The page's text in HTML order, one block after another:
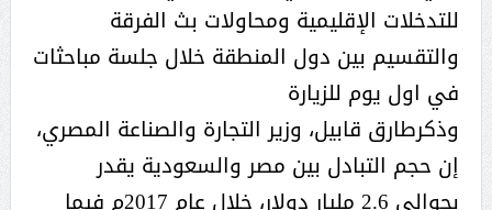
للتدخلات الإقليمية ومحاولات بث الفرقة
والتقسيم بين دول المنطقة خلال جلسة مباحثات
في اول يوم للزيارة
وذكرطارق قابيل، وزير التجارة والصناعة المصري،
إن حجم التبادل بين ‏مصر والسعودية يقدر
بحوالى 2.6 مليار دولار، خلال عام 2017م فيما